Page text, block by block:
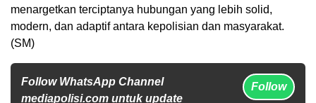
menargetkan terciptanya hubungan yang lebih solid,
modern, dan adaptif antara kepolisian dan masyarakat.
(SM)
Follow WhatsApp Channel
mediapolisi.com untuk update
Follow